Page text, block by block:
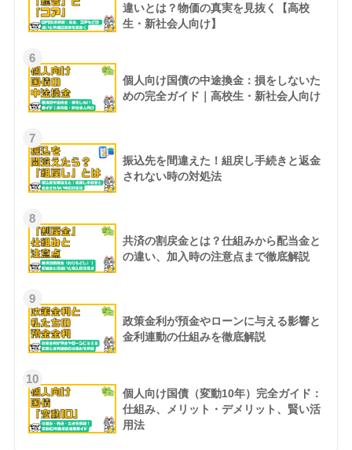
違いとは？物価の真実を見抜く【高校
生・新社会人向け】
6
個人向け国債の中途換金：損をしないた
めの完全ガイド｜高校生・新社会人向け
7
振込先を間違えた！組戻し手続きと返金
されない時の対処法
8
共済の割戻金とは？仕組みから配当金と
の違い、加入時の注意点まで徹底解説
9
政策金利が預金やローンに与える影響と
金利連動の仕組みを徹底解説
10
個人向け国債（変動10年）完全ガイド：
仕組み、メリット・デメリット、賢い活
用法